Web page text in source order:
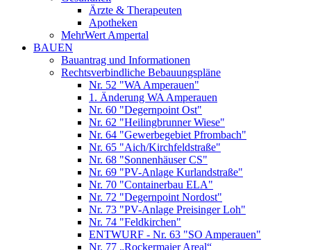
Ärzte & Therapeuten
Apotheken
MehrWert Ampertal
BAUEN
Bauantrag und Informationen
Rechtsverbindliche Bebauungspläne
Nr. 52 "WA Amperauen"
1. Änderung WA Amperauen
Nr. 60 "Degernpoint Ost"
Nr. 62 "Heilingbrunner Wiese"
Nr. 64 "Gewerbegebiet Pfrombach"
Nr. 65 "Aich/Kirchfeldstraße"
Nr. 68 "Sonnenhäuser CS"
Nr. 69 "PV-Anlage Kurlandstraße"
Nr. 70 "Containerbau ELA"
Nr. 72 "Degernpoint Nordost"
Nr. 73 "PV-Anlage Preisinger Loh"
Nr. 74 "Feldkirchen"
ENTWURF - Nr. 63 "SO Amperauen"
Nr. 77 „Rockermaier Areal“